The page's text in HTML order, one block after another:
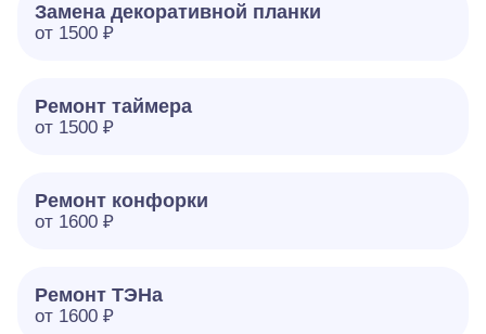
Замена декоративной планки
от 1500 ₽
Ремонт таймера
от 1500 ₽
Ремонт конфорки
от 1600 ₽
Ремонт ТЭНа
от 1600 ₽